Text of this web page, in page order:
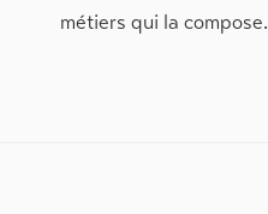
métiers qui la compose.